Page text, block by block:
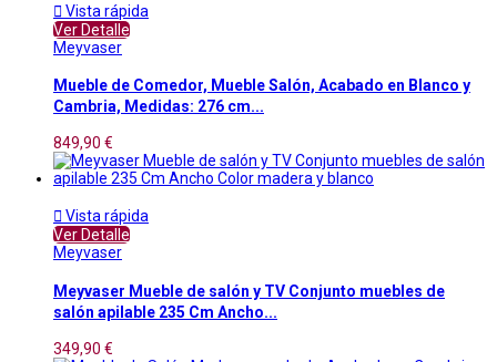
 Vista rápida
Ver Detalle
Meyvaser
Mueble de Comedor, Mueble Salón, Acabado en Blanco y
Cambria, Medidas: 276 cm...
849,90 €
 Vista rápida
Ver Detalle
Meyvaser
Meyvaser Mueble de salón y TV Conjunto muebles de
salón apilable 235 Cm Ancho...
349,90 €